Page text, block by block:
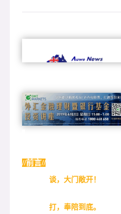
//前言//
谈，大门敞开！
打，奉陪到底。